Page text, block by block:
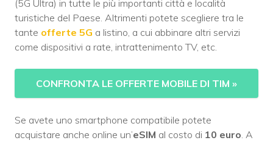
(5G Ultra) in tutte le più importanti città e località
turistiche del Paese. Altrimenti potete scegliere tra le
tante offerte 5G a listino, a cui abbinare altri servizi
come dispositivi a rate, intrattenimento TV, etc.
CONFRONTA LE OFFERTE MOBILE DI TIM »
Se avete uno smartphone compatibile potete
acquistare anche online un’eSIM al costo di 10 euro. A